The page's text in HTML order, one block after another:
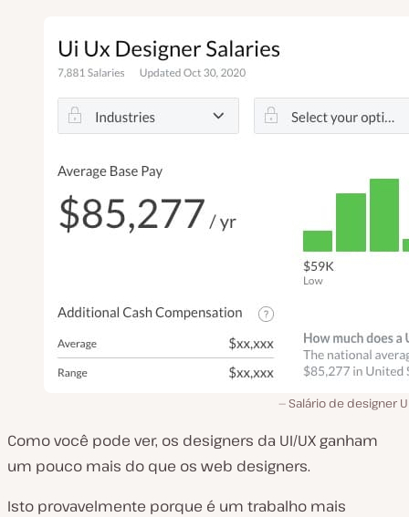
Salário de designer
Como você pode ver, os designers da UI/UX ganham
um pouco mais do que os web designers.
Isto provavelmente porque é um trabalho mais